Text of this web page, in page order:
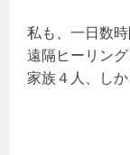
私も、一日数時
遠隔ヒーリング
家族４人、し